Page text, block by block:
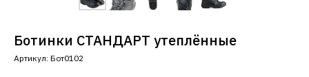
Ботинки СТАНДАРТ утеплённые
Артикул: Бот0102